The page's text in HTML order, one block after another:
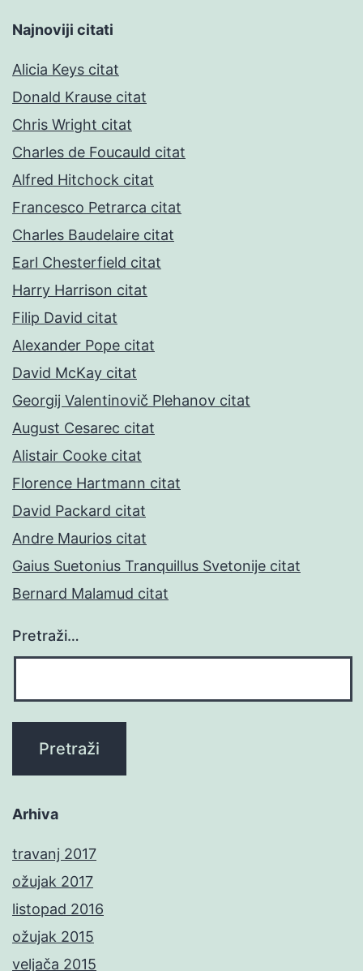
Najnoviji citati
Alicia Keys citat
Donald Krause citat
Chris Wright citat
Charles de Foucauld citat
Alfred Hitchock citat
Francesco Petrarca citat
Charles Baudelaire citat
Earl Chesterfield citat
Harry Harrison citat
Filip David citat
Alexander Pope citat
David McKay citat
Georgij Valentinovič Plehanov citat
August Cesarec citat
Alistair Cooke citat
Florence Hartmann citat
David Packard citat
Andre Maurios citat
Gaius Suetonius Tranquillus Svetonije citat
Bernard Malamud citat
Pretraži…
Arhiva
travanj 2017
ožujak 2017
listopad 2016
ožujak 2015
veljača 2015